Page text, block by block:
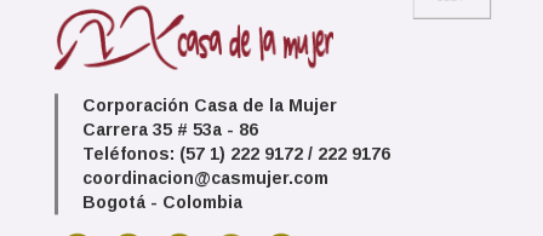
Corporación Casa de la Mujer
Carrera 35 # 53a - 86
Teléfonos: (57 1) 222 9172 / 222 9176
coordinacion@casmujer.com
Bogotá - Colombia